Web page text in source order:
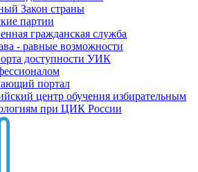
Закон страны
партии
гражданская служба
- равные возможности
доступности УИК
портал
центр обучения избирательным
при ЦИК России